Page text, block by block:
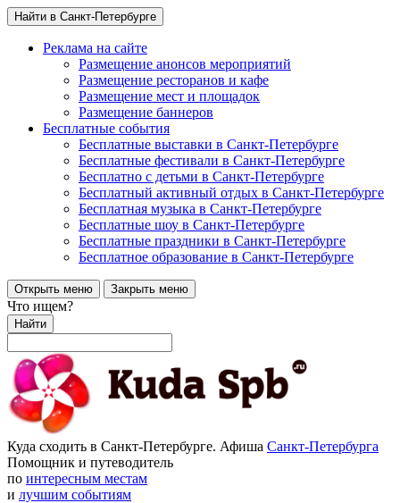
Найти в Санкт-Петербурге
Реклама на сайте
Размещение анонсов мероприятий
Размещение ресторанов и кафе
Размещение мест и площадок
Размещение баннеров
Бесплатные события
Бесплатные выставки в Санкт-Петербурге
Бесплатные фестивали в Санкт-Петербурге
Бесплатно с детьми в Санкт-Петербурге
Бесплатный активный отдых в Санкт-Петербурге
Бесплатная музыка в Санкт-Петербурге
Бесплатные шоу в Санкт-Петербурге
Бесплатные праздники в Санкт-Петербурге
Бесплатное образование в Санкт-Петербурге
Открыть меню Закрыть меню
Что ищем?
Найти
Куда сходить в Санкт-Петербурге. Афиша Санкт-Петербурга
Помощник и путеводитель
по интересным местам
и лучшим событиям